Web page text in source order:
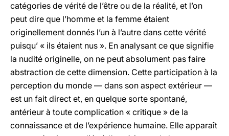
catégories de vérité de l’être ou de la réalité, et l’on
peut dire que l’homme et la femme étaient
originellement donnés l’un à l’autre dans cette vérité
puisqu’ « ils étaient nus ». En analysant ce que signifie
la nudité originelle, on ne peut absolument pas faire
abstraction de cette dimension. Cette participation à la
perception du monde — dans son aspect extérieur —
est un fait direct et, en quelque sorte spontané,
antérieur à toute complication « critique » de la
connaissance et de l’expérience humaine. Elle apparaît